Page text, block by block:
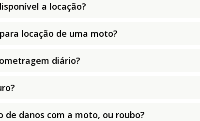
a locação?
locação de uma moto?
diário?
de danos com a moto, ou roubo?